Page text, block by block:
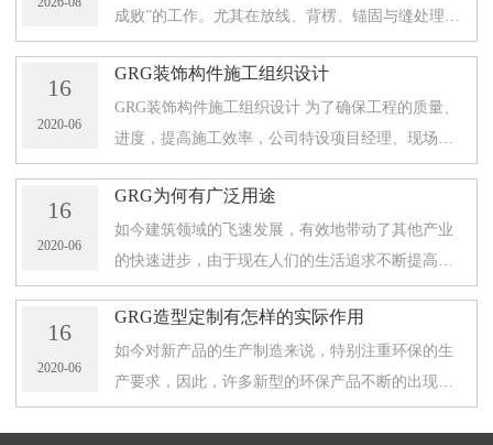
成败”的工作。尤其在放线、背楞、锚固与缝处理这
些环节，任何一处偏差都可能在后续造成表面观感
不稳定、收口不齐甚至局部脱落
16
2020-06
GRG装饰构件施工组织设计
GRG装饰构件施工组织设计 为了确保工程的质量、
进度，提高施工效率，公司特设项目经理、现场技
术负责人、施工员、施工工长、安装队长、安装队
员、专职电工、 焊工、机具工、技
16
2020-06
GRG为何有广泛用途
如今建筑领域的飞速发展，有效地带动了其他产业
的快速进步，由于现在人们的生活追求不断提高，
对于建筑风格来说，也有了不同的要求，为了满足
建筑施工的设计风格，使用了许多
16
2020-06
GRG造型定制有怎样的实际作用
如今对新产品的生产制造来说，特别注重环保的生
产要求，因此，许多新型的环保产品不断的出现在
市场中，以满足了实际的使用要求，在建筑施工领